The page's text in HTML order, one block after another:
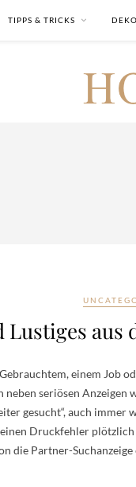
TIPPS & TRICKS
aus
einem Job
seriösen Anzeigen
gesucht“, auch
Druckfehler
die Partner-